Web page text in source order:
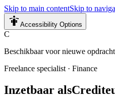
Skip to main contentSkip to
Accessibility Options
C
Beschikbaar voor nieuwe
Freelance specialist · Finance
Inzetbaar als